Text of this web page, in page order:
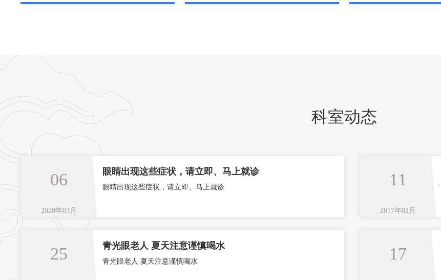
科室动态
06
2020年03月
眼睛出现这些症状，请立即、马上就诊
眼睛出现这些症状，请立即、马上就诊 11
2017年02月
25 青光眼老人 夏天注意谨慎喝水
青光眼老人 夏天注意谨慎喝水 17